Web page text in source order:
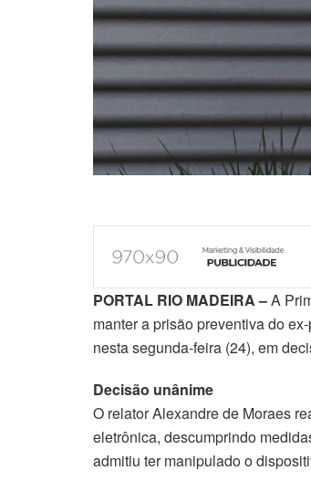
PORTAL RIO MADEIRA –A
manter a prisão preventiva do
nesta segunda-feira (24), em
Decisão unânime
O relator Alexandre de Moraes
eletrônica, descumprindo
admitiu ter manipulado o